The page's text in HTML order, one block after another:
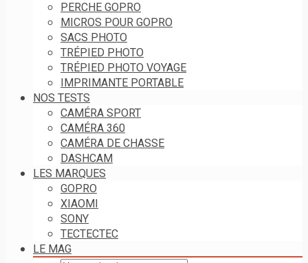
PERCHE GOPRO
MICROS POUR GOPRO
SACS PHOTO
TRÉPIED PHOTO
TRÉPIED PHOTO VOYAGE
IMPRIMANTE PORTABLE
NOS TESTS
CAMÉRA SPORT
CAMÉRA 360
CAMÉRA DE CHASSE
DASHCAM
LES MARQUES
GOPRO
XIAOMI
SONY
TECTECTEC
LE MAG